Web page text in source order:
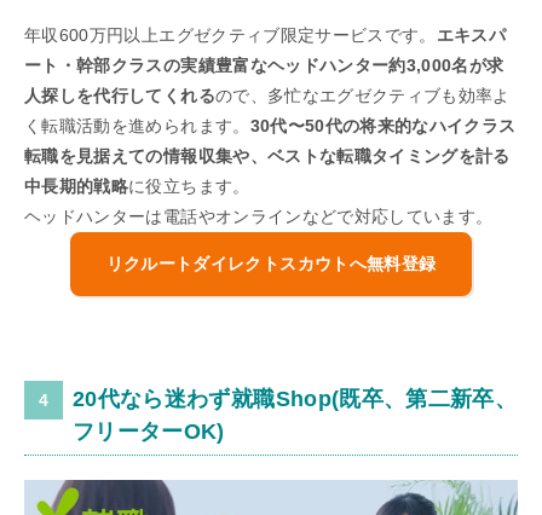
年収600万円以上エグゼクティブ限定サービスです。 エキスパ
ート・幹部クラスの実績豊富なヘッドハンター約3,000名が求
人探しを代行してくれるので、多忙なエグゼクティブも効率よ
く転職活動を進められます。 30代〜50代の将来的なハイクラス
転職を見据えての情報収集や、ベストな転職タイミングを計る
中長期的戦略に役立ちます。
ヘッドハンターは電話やオンラインなどで対応しています。
リクルートダイレクトスカウトへ無料登録
20代なら迷わず就職Shop(既卒、第二新卒、
フリーターOK)